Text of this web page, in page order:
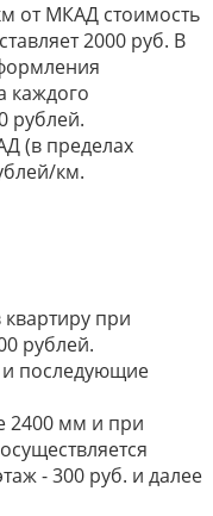
от МКАД стоимость
2000 руб. В
каждого
рублей.
(в пределах
км.
при
рублей.
и последующие
2400 мм и при
- 300 руб. и далее